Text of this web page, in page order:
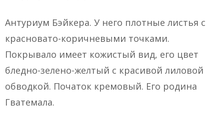
Антуриум Бэйкера. У него плотные листья с
красновато-коричневыми точками.
Покрывало имеет кожистый вид, его цвет
бледно-зелено-желтый с красивой лиловой
обводкой. Початок кремовый. Его родина
Гватемала.